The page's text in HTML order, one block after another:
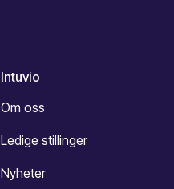
Intuvio
Om oss
Ledige stillinger
Nyheter